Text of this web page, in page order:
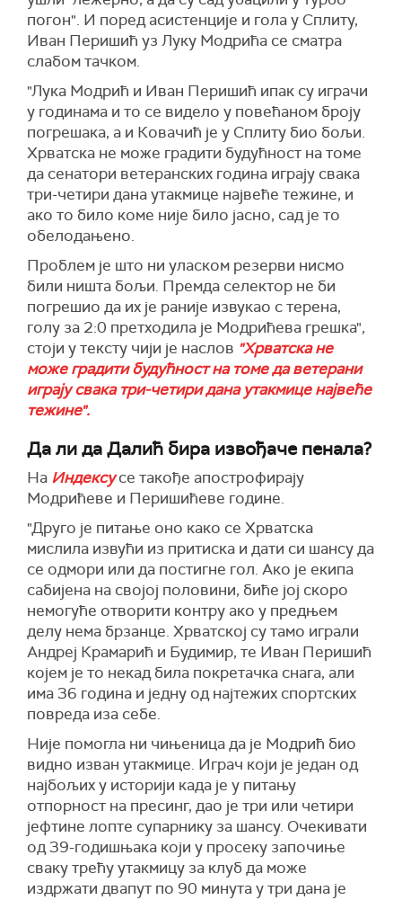
погон". И поред асистенције и гола у Сплиту,
Иван Перишић уз Луку Модрића се сматра
слабом тачком.
"Лука Модрић и Иван Перишић ипак су играчи
у годинама и то се видело у повећаном броју
погрешака, а и Ковачић је у Сплиту био бољи.
Хрватска не може градити будућност на томе
да сенатори ветеранских година играју свака
три-четири дана утакмице највеће тежине, и
ако то било коме није било јасно, сад је то
обелодањено.
Проблем је што ни уласком резерви нисмо
били ништа бољи. Премда селектор не би
погрешио да их је раније извукао с терена,
голу за 2:0 претходила је Модрићева грешка",
стоји у тексту чији је наслов "Хрватска не
може градити будућност на томе да ветерани
играју свака три-четири дана утакмице највеће
тежине".
Да ли да Далић бира извођаче пенала?
На Индексу се такође апострофирају
Модрићеве и Перишићеве године.
"Друго је питање оно како се Хрватска
мислила извући из притиска и дати си шансу да
се одмори или да постигне гол. Ако је екипа
сабијена на својој половини, биће јој скоро
немогуће отворити контру ако у предњем
делу нема брзанце. Хрватској су тамо играли
Андреј Крамарић и Будимир, те Иван Перишић
којем је то некад била покретачка снага, али
има 36 година и једну од најтежих спортских
повреда иза себе.
Није помогла ни чињеница да је Модрић био
видно изван утакмице. Играч који је један од
најбољих у историји када је у питању
отпорност на пресинг, дао је три или четири
јефтине лопте супарнику за шансу. Очекивати
од 39-годишњака који у просеку започиње
сваку трећу утакмицу за клуб да може
издржати двапут по 90 минута у три дана је